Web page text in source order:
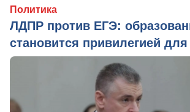
Политика
ЛДПР против ЕГЭ:
становится привилегией